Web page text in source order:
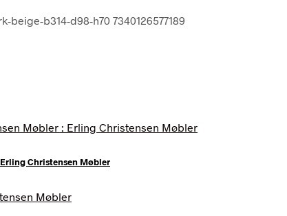
b314-d98-h70 7340126577189
Christensen Møbler